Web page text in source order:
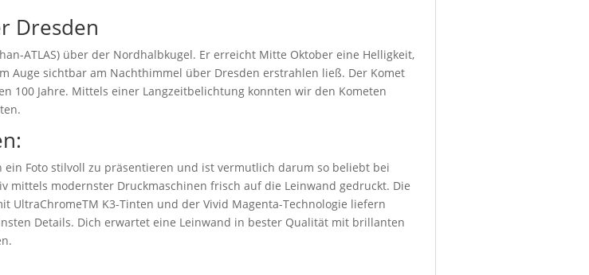
Dresden
ATLAS) über der Nordhalbkugel. Er erreicht Mitte Oktober eine Helligkeit,
Auge sichtbar am Nachthimmel über Dresden erstrahlen ließ. Der Komet
100 Jahre. Mittels einer Langzeitbelichtung konnten wir den Kometen
Foto stilvoll zu präsentieren und ist vermutlich darum so beliebt bei
mittels modernster Druckmaschinen frisch auf die Leinwand gedruckt. Die
UltraChromeTM K3-Tinten und der Vivid Magenta-Technologie liefern
Details. Dich erwartet eine Leinwand in bester Qualität mit brillanten